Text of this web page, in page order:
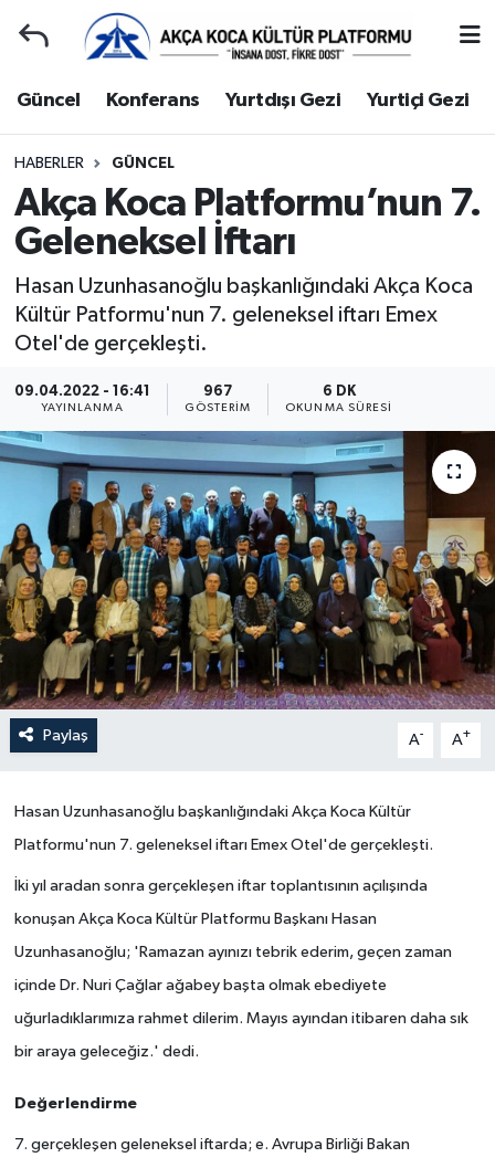
Güncel Konferans Yurtdışı Gezi Yurtiçi Gezi
HABERLER GÜNCEL
Akça Koca Platformu’nun 7.
Geleneksel İftarı
Hasan Uzunhasanoğlu başkanlığındaki Akça Koca
Kültür Patformu'nun 7. geleneksel iftarı Emex
Otel'de gerçekleşti.
09.04.2022 - 16:41
YAYINLANMA
967
GÖSTERIM
6 DK
OKUNMA SÜRESI
Paylaş A- A+
Hasan Uzunhasanoğlu başkanlığındaki Akça Koca Kültür
Platformu'nun 7. geleneksel iftarı Emex Otel'de gerçekleşti.
İki yıl aradan sonra gerçekleşen iftar toplantısının açılışında
konuşan Akça Koca Kültür Platformu Başkanı Hasan
Uzunhasanoğlu; 'Ramazan ayınızı tebrik ederim, geçen zaman
içinde Dr. Nuri Çağlar ağabey başta olmak ebediyete
uğurladıklarımıza rahmet dilerim. Mayıs ayından itibaren daha sık
bir araya geleceğiz.' dedi.
Değerlendirme
7. gerçekleşen geleneksel iftarda; e. Avrupa Birliği Bakan
Gençlerle Başbaşa
Güncel
Konferans
Yurtdışı Gezi
Hakkımızda
Yönetim Kurulu
Yüksek İstişare Kurulu
Sanat
Kocaeli Hava Durumu
Kocaeli Namaz Vakitleri
Kocaeli Trafik Yoğunluk Haritası
Süper Lig Puan Durumu ve Fikstür
Son Dakika Haberleri
Haber Arşivi